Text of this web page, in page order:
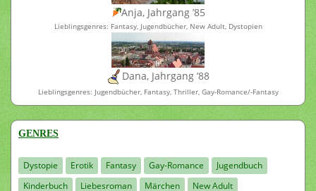
Anja, Jahrgang ’85
Lieblingsgenres: Fantasy, Jugendbücher, New Adult, Dystopien
Dana, Jahrgang ’88
Lieblingsgenres: Jugendbücher, Fantasy, Thriller, Gay-Romance/-Fantasy
GENRES
Dystopie Erotik Fantasy Gay-Romance
Jugendbuch
Kinderbuch
Liebesroman Märchen
New Adult